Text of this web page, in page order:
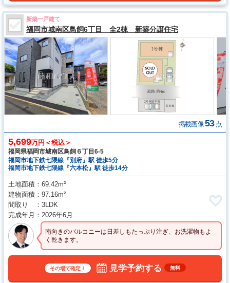
新築一戸建て
福岡市城南区鳥飼6丁目 全2棟 新築分譲住宅
掲載画像53 点
5,699万円＜税込＞
福岡県福岡市城南区鳥飼６丁目6-5
福岡市地下鉄七隈線『別府』駅 徒歩5分
福岡市地下鉄七隈線『六本松』駅 徒歩14分
土地面積
69.42m²
建物面積
97.16m²
間取り
3LDK
完成年月
2026年6月
南向きのバルコニーは日差しもたっぷり注ぎ、お洗濯物もよ
く乾きます。
その場で確定！ 見学予約する 無料